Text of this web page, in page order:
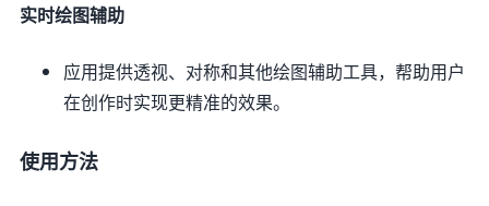
实时绘图辅助
应用提供透视、对称和其他绘图辅助工具，帮助用户
在创作时实现更精准的效果。
使用方法